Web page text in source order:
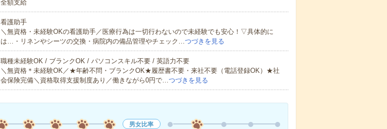
全額支給
看護助手
＼無資格・未経験OKの看護助手／医療行為は一切行わないので未経験でも安心！▽具体的に
は…・リネンやシーツの交換・病院内の備品管理やチェック…つづきを見る
職種未経験OK / ブランクOK / パソコンスキル不要 / 英語力不要
＼無資格＊未経験OK／★年齢不問・ブランクOK★履歴書不要・来社不要（電話登録OK）★社
会保険完備＼資格取得支援制度あり／働きながら0円で…つづきを見る
男女比率